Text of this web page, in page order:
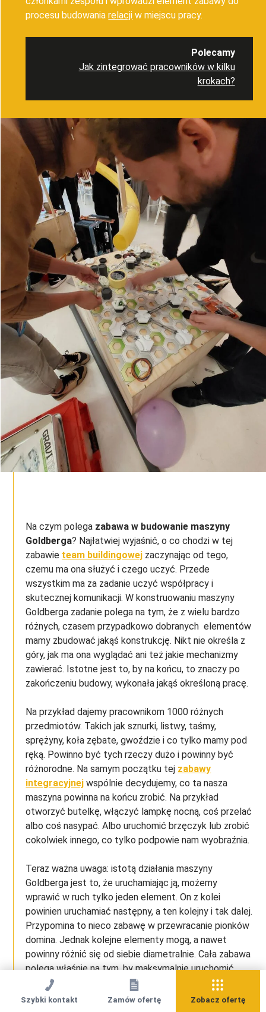
procesu budowaniarelacji w miejscu pracy.
Polecamy
Jak zintegrować pracowników w kilku
krokach?
Na czym polega zabawa w budowanie maszyny
Goldberga? Najłatwiej wyjaśnić, o co chodzi w tej
zabawie team buildingowej zaczynając od tego,
czemu ma ona służyć i czego uczyć. Przede
wszystkim ma za zadanie uczyć współpracy i
skutecznej komunikacji. W konstruowaniu maszyny
Goldberga zadanie polega na tym, że z wielu bardzo
różnych, czasem przypadkowo dobranych elementów
mamy zbudować jakąś konstrukcję. Nikt nie określa z
góry, jak ma ona wyglądać ani też jakie mechanizmy
zawierać. Istotne jest to, by na końcu, to znaczy po
zakończeniu budowy, wykonała jakąś określoną pracę.
Na przykład dajemy pracownikom 1000 różnych
przedmiotów. Takich jak sznurki, listwy, taśmy,
sprężyny, koła zębate, gwoździe i co tylko mamy pod
ręką. Powinno być tych rzeczy dużo i powinny być
różnorodne. Na samym początku tej zabawy
integracyjnej wspólnie decydujemy, co ta nasza
maszyna powinna na końcu zrobić. Na przykład
otworzyć butelkę, włączyć lampkę nocną, coś przelać
albo coś nasypać. Albo uruchomić brzęczyk lub zrobić
cokolwiek innego, co tylko podpowie nam wyobraźnia.
Teraz ważna uwaga: istotą działania maszyny
Goldberga jest to, że uruchamiając ją, możemy
wprawić w ruch tylko jeden element. On z kolei
powinien uruchamiać następny, a ten kolejny i tak dalej.
Przypomina to nieco zabawę w przewracanie pionków
domina. Jednak kolejne elementy mogą, a nawet
powinny różnić się od siebie diametralnie. Cała zabawa
polega właśnie na tym, by maksymalnie uruchomić
wyobraźnię i zbudować zabawną, niepowtarzalną i przy
tym jeszcze skuteczną konstrukcję.
Szybki kontakt Zamów ofertę Zobacz ofertę